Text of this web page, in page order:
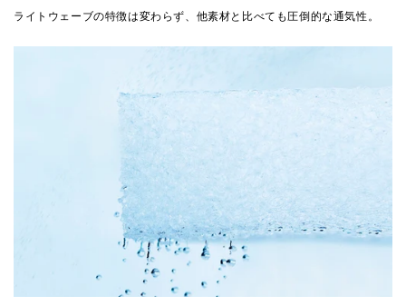
ライトウェーブの特徴は変わらず、他素材と比べても圧倒的な通気性。